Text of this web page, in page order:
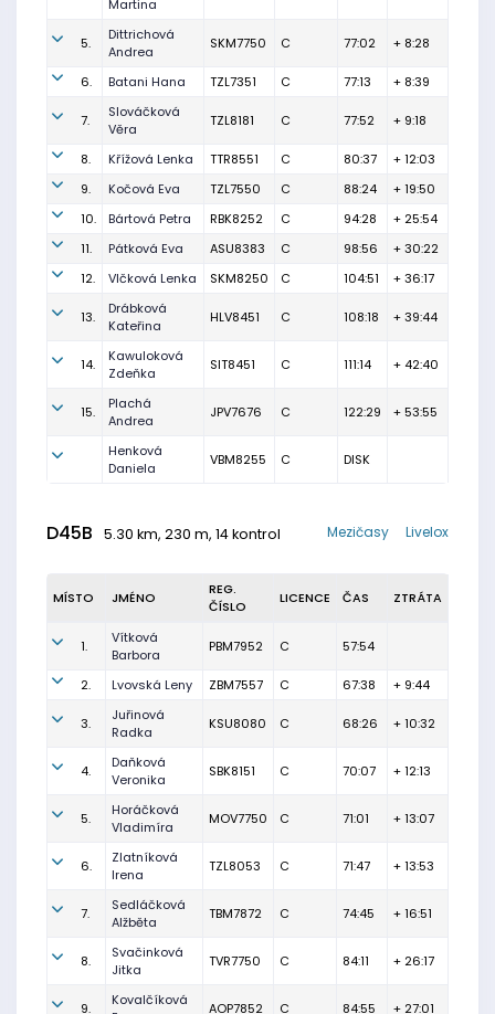
Martina
5.
Dittrichová
Andrea
SKM7750 C 77:02 + 8:28
6. Batani Hana TZL7351 C 77:13 + 8:39
7.
Slováčková
Věra
TZL8181 C 77:52 + 9:18
8. Křížová Lenka TTR8551 C 80:37
+ 12:03
9.
Kočová Eva TZL7550 C 88:24
+ 19:50
10.
Bártová Petra RBK8252 C 94:28
+ 25:54
11.
Pátková Eva ASU8383 C 98:56
+ 30:22
12.
Vlčková Lenka SKM8250 C 104:51 + 36:17
13.
Drábková
Kateřina
HLV8451 C 108:18 + 39:44
14.
Kawuloková
Zdeňka
SIT8451 C 111:14 + 42:40
15.
Plachá
Andrea
JPV7676 C 122:29 + 53:55
Henková
Daniela
VBM8255 C DISK
D45B 5.30 km, 230 m, 14 kontrol Livelox
Mezičasy
MÍSTO JMÉNO
REG.
ČÍSLO
LICENCE ČAS ZTRÁTA
1.
Vítková
Barbora
PBM7952 C 57:54
2. Lvovská Leny ZBM7557 C 67:38 + 9:44
3.
Juřinová
Radka
KSU8080 C 68:26 + 10:32
4.
Daňková
Veronika
SBK8151 C 70:07 + 12:13
5.
Horáčková
Vladimíra
MOV7750 C 71:01 + 13:07
6.
Zlatníková
Irena
TZL8053 C 71:47 + 13:53
7.
Sedláčková
Alžběta
TBM7872 C 74:45 + 16:51
8.
Svačinková
Jitka
TVR7750 C 84:11 + 26:17
9.
Kovalčíková
AOP7852 C 84:55 + 27:01